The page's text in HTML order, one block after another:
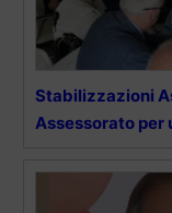
Stabilizzazioni
Assessorato per